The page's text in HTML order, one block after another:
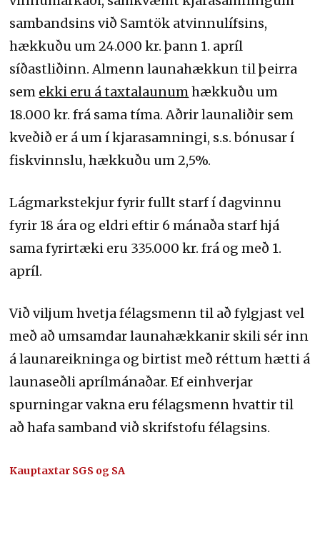
sambandsins við Samtök atvinnulífsins,
hækkuðu um 24.000 kr. þann 1. apríl
síðastliðinn. Almenn launahækkun til þeirra
sem ekki eru á taxtalaunumhækkuðu um
18.000 kr. frá sama tíma. Aðrir launaliðir sem
kveðið er á um í kjarasamningi, s.s. bónusar í
fiskvinnslu, hækkuðu um 2,5%.
Lágmarkstekjur fyrir fullt starf í dagvinnu
fyrir 18 ára og eldri eftir 6 mánaða starf hjá
sama fyrirtæki eru 335.000 kr. frá og með 1.
apríl.
Við viljum hvetja félagsmenn til að fylgjast vel
með að umsamdar launahækkanir skili sér inn
á launareikninga og birtist með réttum hætti á
launaseðli aprílmánaðar. Ef einhverjar
spurningar vakna eru félagsmenn hvattir til
að hafa samband við skrifstofu félagsins.
Kauptaxtar SGS og SA